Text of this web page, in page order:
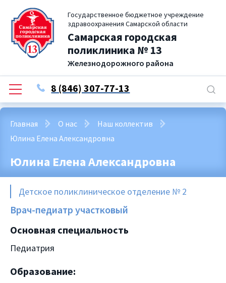
Государственное бюджетное учреждение
здравоохранения Самарской области
Самарская городская
поликлиника № 13
Железнодорожного района
8 (846) 307-77-13
Главная О нас
Наш коллектив
Юлина Елена Александровна
Юлина Елена Александровна
Детское поликлиническое отделение № 2
Врач-педиатр участковый
Основная специальность
Педиатрия
Образование: